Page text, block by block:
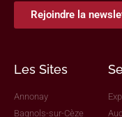
Rejoindre la
Les Sites
Annonay
Bagnols-sur-Cèze